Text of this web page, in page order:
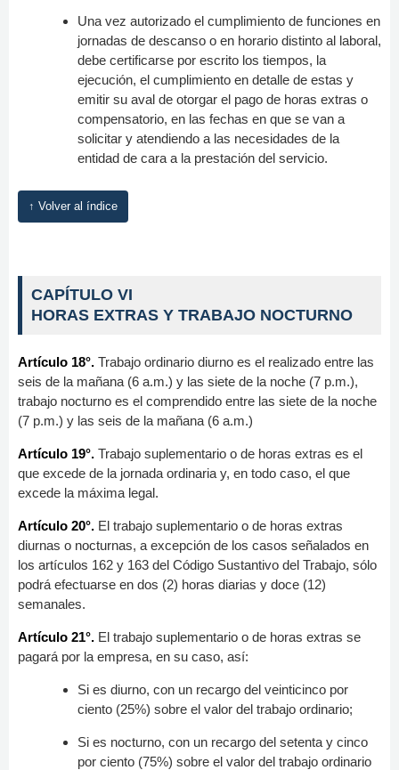
Una vez autorizado el cumplimiento de funciones en
jornadas de descanso o en horario distinto al laboral,
debe certificarse por escrito los tiempos, la
ejecución, el cumplimiento en detalle de estas y
emitir su aval de otorgar el pago de horas extras o
compensatorio, en las fechas en que se van a
solicitar y atendiendo a las necesidades de la
entidad de cara a la prestación del servicio.
↑ Volver al índice
CAPÍTULO VI
HORAS EXTRAS Y TRABAJO NOCTURNO
Artículo 18°. Trabajo ordinario diurno es el realizado entre las
seis de la mañana (6 a.m.) y las siete de la noche (7 p.m.),
trabajo nocturno es el comprendido entre las siete de la noche
(7 p.m.) y las seis de la mañana (6 a.m.)
Artículo 19°. Trabajo suplementario o de horas extras es el
que excede de la jornada ordinaria y, en todo caso, el que
excede la máxima legal.
Artículo 20°. El trabajo suplementario o de horas extras
diurnas o nocturnas, a excepción de los casos señalados en
los artículos 162 y 163 del Código Sustantivo del Trabajo, sólo
podrá efectuarse en dos (2) horas diarias y doce (12)
semanales.
Artículo 21°. El trabajo suplementario o de horas extras se
pagará por la empresa, en su caso, así:
Si es diurno, con un recargo del veinticinco por
ciento (25%) sobre el valor del trabajo ordinario;
Si es nocturno, con un recargo del setenta y cinco
por ciento (75%) sobre el valor del trabajo ordinario